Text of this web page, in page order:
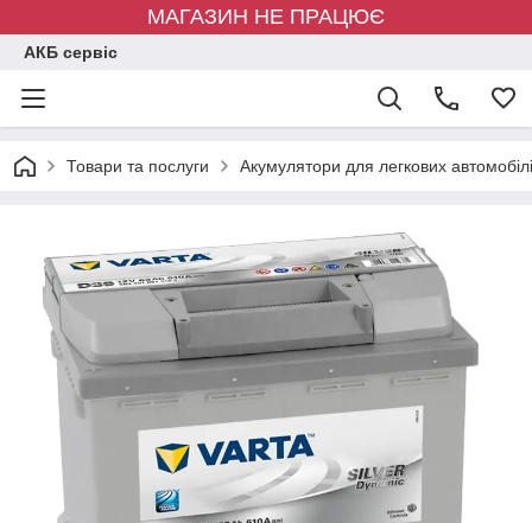
МАГАЗИН НЕ ПРАЦЮЄ
АКБ сервіс
Товари та послуги Акумулятори для легкових